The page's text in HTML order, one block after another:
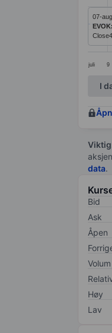
juli 9
07-
Close
I
data.
Bid
Ask
Åpen
Volum
Høy
Lav